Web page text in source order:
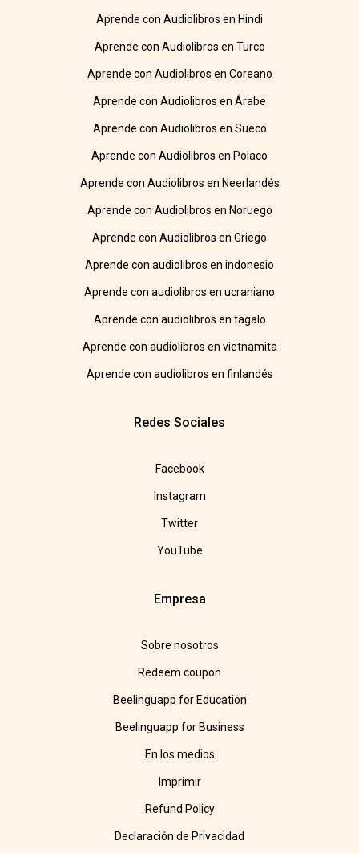
Aprende con Audiolibros en Hindi
Aprende con Audiolibros en Turco
Aprende con Audiolibros en Coreano
Aprende con Audiolibros en Árabe
Aprende con Audiolibros en Sueco
Aprende con Audiolibros en Polaco
Aprende con Audiolibros en Neerlandés
Aprende con Audiolibros en Noruego
Aprende con Audiolibros en Griego
Aprende con audiolibros en indonesio
Aprende con audiolibros en ucraniano
Aprende con audiolibros en tagalo
Aprende con audiolibros en vietnamita
Aprende con audiolibros en finlandés
Redes Sociales
Facebook
Instagram
Twitter
YouTube
Empresa
Sobre nosotros
Redeem coupon
Beelinguapp for Education
Beelinguapp for Business
En los medios
Imprimir
Refund Policy
Declaración de Privacidad